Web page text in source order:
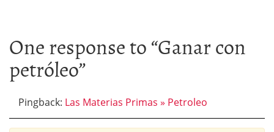
One response to “Ganar con
petróleo”
Pingback: Las Materias Primas » Petroleo